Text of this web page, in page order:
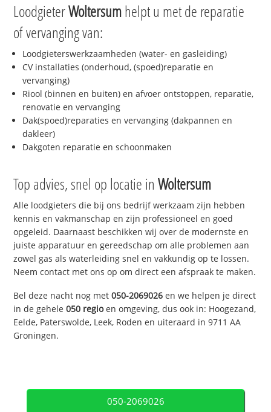
LoodgieterWoltersumhelpt u met de reparatie
of vervanging van:
Loodgieterswerkzaamheden (water- en gasleiding)
CV installaties (onderhoud, (spoed)reparatie en
vervanging)
Riool (binnen en buiten) en afvoer ontstoppen, reparatie,
renovatie en vervanging
Dak(spoed)reparaties en vervanging (dakpannen en
dakleer)
Dakgoten reparatie en schoonmaken
Top advies, snel op locatie inWoltersum
Alle loodgieters die bij ons bedrijf werkzaam zijn hebben
kennis en vakmanschap en zijn professioneel en goed
opgeleid. Daarnaast beschikken wij over de modernste en
juiste apparatuur en gereedschap om alle problemen aan
zowel gas als waterleiding snel en vakkundig op te lossen.
Neem contact met ons op om direct een afspraak te maken.
Bel deze nacht nog met050-2069026 en we helpen je direct
in de gehele050 regioen omgeving, dus ook in: Hoogezand,
Eelde, Paterswolde, Leek, Roden en uiteraard in 9711 AA
Groningen.
050-2069026